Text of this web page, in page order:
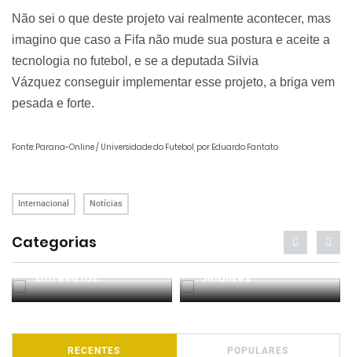
Não sei o que deste projeto vai realmente acontecer, mas
imagino que caso a Fifa não mude sua postura e aceite a
tecnologia no futebol, e se a deputada Silvia
Vázquez conseguir implementar esse projeto, a briga vem
pesada e forte.
Fonte: Parana-Online / Universidade do Futebol, por Eduardo Fantato
Internacional Notícias
Categorias
Entrevistas Análises
RECENTES POPULARES